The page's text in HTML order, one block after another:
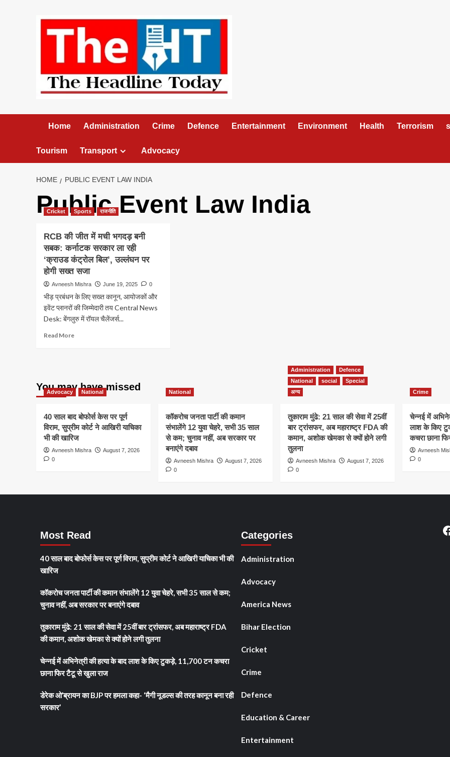
Home Administration Crime Defence Entertainment Environment Health Terrorism
Tourism Transport Advocacy
HOME PUBLIC EVENT LAW INDIA
Public Event Law India
Cricket Sports राजनीति
RCB की जीत में मची भगदड़ बनी
सबक: कर्नाटक सरकार ला रही
‘क्राउड कंट्रोल बिल’, उल्लंघन पर
होगी सख्त सजा
Avneesh Mishra June 19, 2025 0
भीड़ प्रबंधन के लिए सख्त कानून, आयोजकों और
इवेंट प्लानरों की जिम्मेदारी तय Central News
Desk: बेंगलुरु में रॉयल चैलेंजर्स...
Read MoreRead
जीत
में
बनी
सबक:
कर्नाटक
सरकार
बिल’,
सख्त
You may have missed
Advocacy National
40 साल बाद बोफोर्स केस पर पूर्ण
विराम, सुप्रीम कोर्ट ने आखिरी याचिका
भी की खारिज
Avneesh Mishra
August 7, 2026
0
National
कॉकरोच जनता पार्टी की कमान
संभालेंगे 12 युवा चेहरे, सभी 35 साल
से कम; चुनाव नहीं, अब सरकार पर
बनाएंगे दबाव
Avneesh Mishra
August 7, 2026
0
Administration
Defence
National
social
Special
अन्य
तुकाराम मुंढे: 21 साल की सेवा में 25वीं
बार ट्रांसफर, अब महाराष्ट्र FDA की
कमान, अशोक खेमका से क्यों होने लगी
तुलना
Avneesh Mishra
August 7, 2026
0
Crime
चेन्नई में
लाश के किए
कचरा छाना
Avneesh
0
Most Read
40 साल बाद बोफोर्स केस पर पूर्ण विराम, सुप्रीम कोर्ट ने आखिरी याचिका भी की
खारिज
कॉकरोच जनता पार्टी की कमान संभालेंगे 12 युवा चेहरे, सभी 35 साल से कम;
चुनाव नहीं, अब सरकार पर बनाएंगे दबाव
तुकाराम मुंढे: 21 साल की सेवा में 25वीं बार ट्रांसफर, अब महाराष्ट्र FDA
की कमान, अशोक खेमका से क्यों होने लगी तुलना
चेन्नई में अभिनेत्री की हत्या के बाद लाश के किए टुकड़े, 11,700 टन कचरा
छाना फिर टैटू से खुला राज
डेरेक ओ’ब्रायन का BJP पर हमला कहा- ‘मैगी नूडल्स की तरह कानून बना रही
सरकार’
Categories
Administration
Advocacy
America News
Bihar Election
Cricket
Crime
Defence
Education & Career
Entertainment